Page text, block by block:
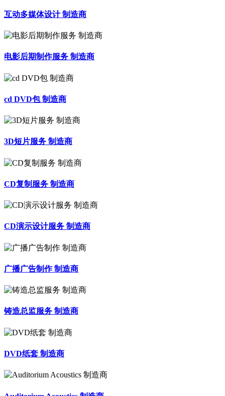
互动多媒体设计 制造商
电影后期制作服务 制造商
cd DVD包 制造商
3D短片服务 制造商
CD复制服务 制造商
CD演示设计服务 制造商
广播广告制作 制造商
铸造总监服务 制造商
DVD纸套 制造商